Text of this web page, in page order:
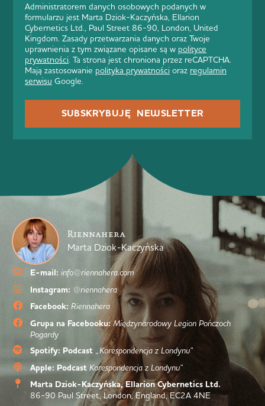
Administratorem danych osobowych podanych w
formularzu jest Marta Dziok-Kaczyńska, Ellarion
Cybernetics Ltd., Paul Street 86-90, London, United
Kingdom. Zasady przetwarzania danych oraz Twoje
uprawnienia z tym związane opisane są w polityce
prywatności. Ta strona jest chroniona przez reCAPTCHA.
Mają zastosowanie polityka prywatności oraz regulamin
serwisu Google.
SUBSKRYBUJĘ NEWSLETTER
Riennahera
Marta Dziok-Kaczyńska
E-mail: info@riennahera.com
Instagram: @riennahera
Facebook: Riennahera
Grupa na Facebooku: Międzynarodowy Legion Pończoch
Pogardy
Spotify: Podcast „Korespondencja z Londynu”
Apple: Podcast Korespondencja z Londynu”
Marta Dziok-Kaczyńska, Ellarion Cybernetics Ltd.
86-90 Paul Street, London, England, EC2A 4NE